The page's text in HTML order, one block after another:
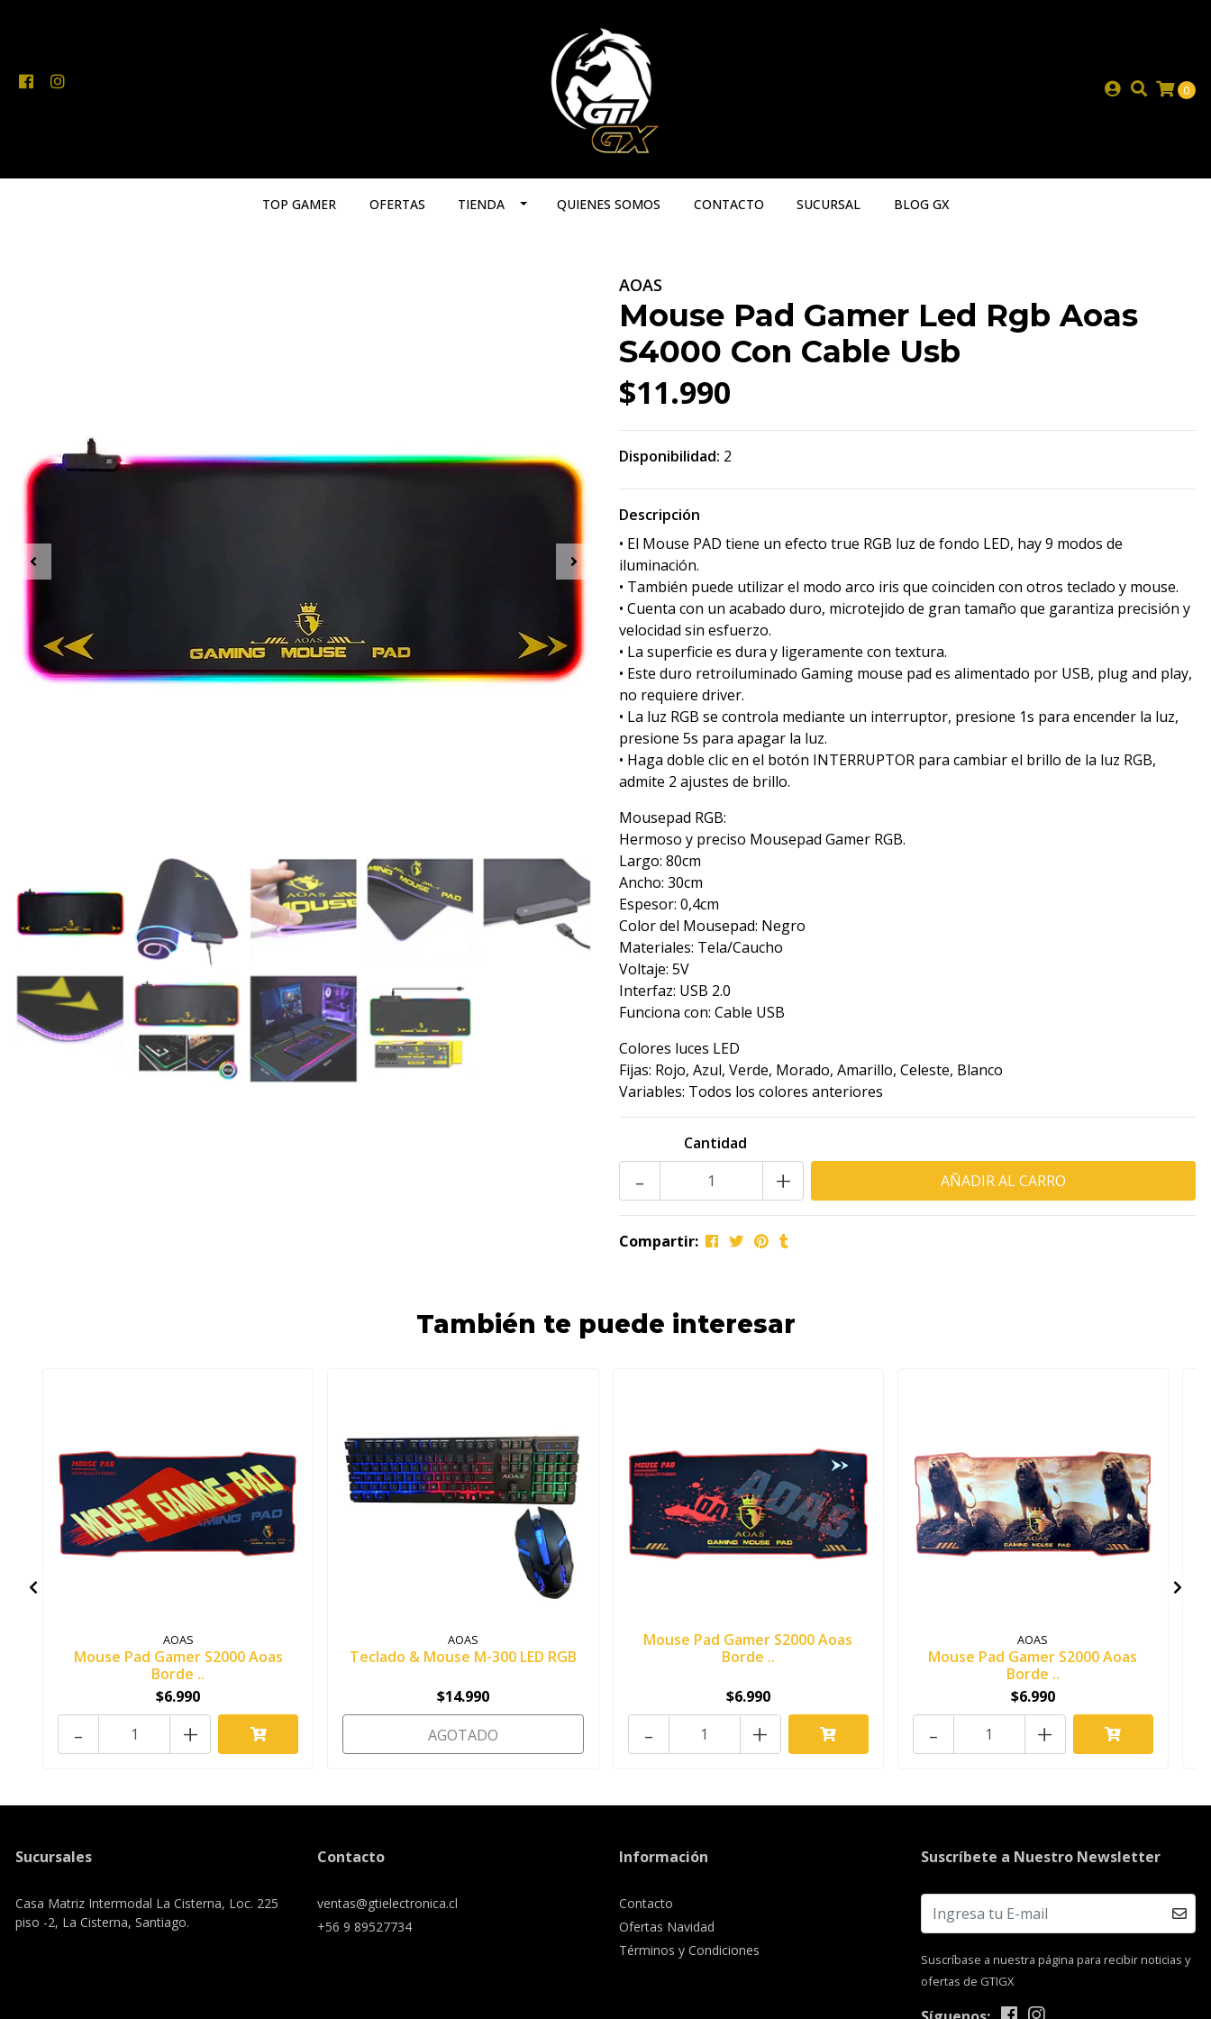
0
TOP GAMER OFERTAS TIENDA QUIENES SOMOS CONTACTO SUCURSAL BLOG GX
AOAS
Mouse Pad Gamer Led Rgb Aoas
S4000 Con Cable Usb
$11.990
Disponibilidad: 2
Descripción
• El Mouse PAD tiene un efecto true RGB luz de fondo LED, hay 9 modos de
iluminación.
• También puede utilizar el modo arco iris que coinciden con otros teclado y mouse.
• Cuenta con un acabado duro, microtejido de gran tamaño que garantiza precisión y
velocidad sin esfuerzo.
• La superficie es dura y ligeramente con textura.
• Este duro retroiluminado Gaming mouse pad es alimentado por USB, plug and play,
no requiere driver.
• La luz RGB se controla mediante un interruptor, presione 1s para encender la luz,
presione 5s para apagar la luz.
• Haga doble clic en el botón INTERRUPTOR para cambiar el brillo de la luz RGB,
admite 2 ajustes de brillo.
Mousepad RGB:
Hermoso y preciso Mousepad Gamer RGB.
Largo: 80cm
Ancho: 30cm
Espesor: 0,4cm
Color del Mousepad: Negro
Materiales: Tela/Caucho
Voltaje: 5V
Interfaz: USB 2.0
Funciona con: Cable USB
Colores luces LED
Fijas: Rojo, Azul, Verde, Morado, Amarillo, Celeste, Blanco
Variables: Todos los colores anteriores
Cantidad
+
-
Compartir:
También te puede interesar
AOAS
Mouse Pad Gamer S2000 Aoas
Borde ..
$6.990
+
-
AOAS
Teclado & Mouse M-300 LED RGB
$14.990
AGOTADO
Mouse Pad Gamer S2000 Aoas
Borde ..
$6.990
+
-
AOAS
Mouse Pad Gamer S2000 Aoas
Borde ..
$6.990
+
-
Sucursales
Casa Matriz Intermodal La Cisterna, Loc. 225
piso -2, La Cisterna, Santiago.
Contacto
ventas@gtielectronica.cl
+56 9 89527734
Información
Contacto
Ofertas Navidad
Términos y Condiciones
Suscríbete a Nuestro Newsletter
Suscríbase a nuestra página para recibir noticias y
ofertas de GTIGX